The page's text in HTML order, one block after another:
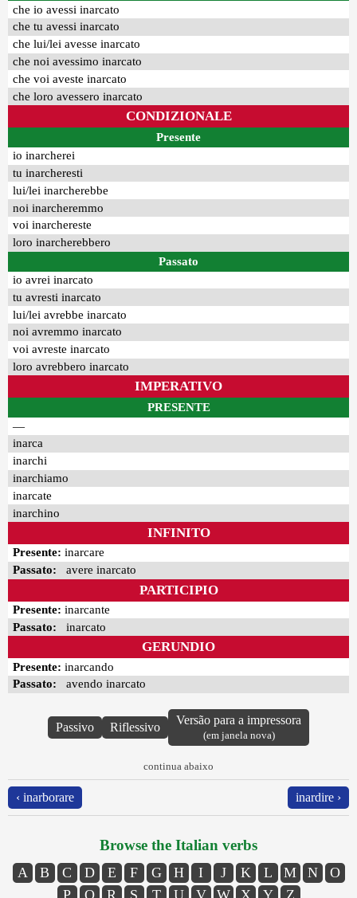
che io avessi inarcato
che tu avessi inarcato
che lui/lei avesse inarcato
che noi avessimo inarcato
che voi aveste inarcato
che loro avessero inarcato
CONDIZIONALE
Presente
io inarcherei
tu inarcheresti
lui/lei inarcherebbe
noi inarcheremmo
voi inarchereste
loro inarcherebbero
Passato
io avrei inarcato
tu avresti inarcato
lui/lei avrebbe inarcato
noi avremmo inarcato
voi avreste inarcato
loro avrebbero inarcato
IMPERATIVO
PRESENTE
—
inarca
inarchi
inarchiamo
inarcate
inarchino
INFINITO
Presente: inarcare
Passato: avere inarcato
PARTICIPIO
Presente: inarcante
Passato: inarcato
GERUNDIO
Presente: inarcando
Passato: avendo inarcato
Passivo Riflessivo
Versão para a impressora
(em janela nova)
continua abaixo
‹ inarborare inardire ›
Browse the Italian verbs
A B C D E F G H I J K L M N
O